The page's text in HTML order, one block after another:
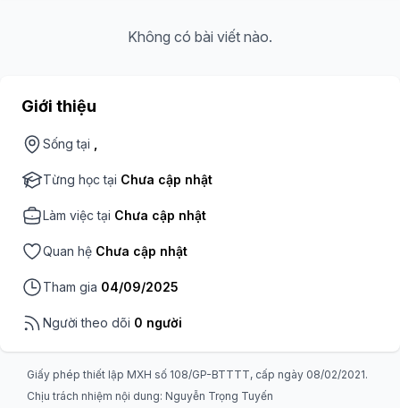
Không có bài viết nào.
Giới thiệu
Sống tại
Từng học tại Chưa cập nhật
Làm việc tại Chưa cập nhật
Quan hệ Chưa cập nhật
Tham gia 04/09/2025
Người theo dõi 0 người
Giấy phép thiết lập MXH số 108/GP-BTTTT, cấp ngày 08/02/2021.
Chịu trách nhiệm nội dung: Nguyễn Trọng Tuyến